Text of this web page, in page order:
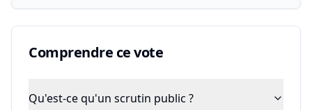
Comprendre ce vote
Qu'est-ce qu'un scrutin public ?